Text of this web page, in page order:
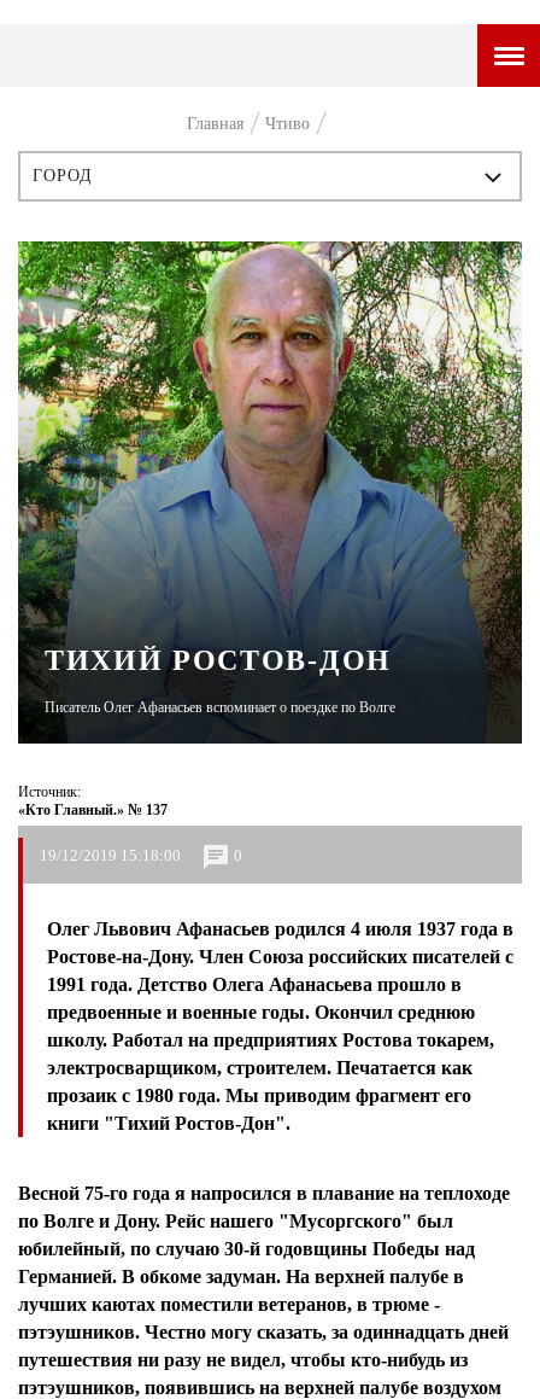
ГОРОДСКОЙ ПОРТАЛ
ПРЕМЬЕРА
ТАМ И ТУТ
СТИЛЬ ЖИЗНИ
ХАЙП
ЧЕЛОВЕК ОСОБЕННЫЙ
КУЛЬТ ЕДЫ
АФИША
ЖУРНАЛ
Главная Чтиво
ИСТОРИЯ
ПЕРСОНЫ
СТИЛЬ
ГОРОД
ЧТИВО
ТИХИЙ РОСТОВ-ДОН
Писатель Олег Афанасьев вспоминает о поездке по Волге
Источник:
«Кто Главный.» № 137
19/12/2019 15:18:00 0
Олег Львович Афанасьев родился 4 июля 1937 года в
Ростове-на-Дону. Член Союза российских писателей с
1991 года. Детство Олега Афанасьева прошло в
предвоенные и военные годы. Окончил среднюю
школу. Работал на предприятиях Ростова токарем,
электросварщиком, строителем. Печатается как
прозаик с 1980 года. Мы приводим фрагмент его
книги "Тихий Ростов-Дон".
Весной 75-го года я напросился в плавание на теплоходе
по Волге и Дону. Рейс нашего "Мусоргского" был
юбилейный, по случаю 30-й годовщины Победы над
Германией. В обкоме задуман. На верхней палубе в
лучших каютах поместили ветеранов, в трюме -
пэтэушников. Честно могу сказать, за одиннадцать дней
путешествия ни разу не видел, чтобы кто-нибудь из
пэтэушников, появившись на верхней палубе воздухом